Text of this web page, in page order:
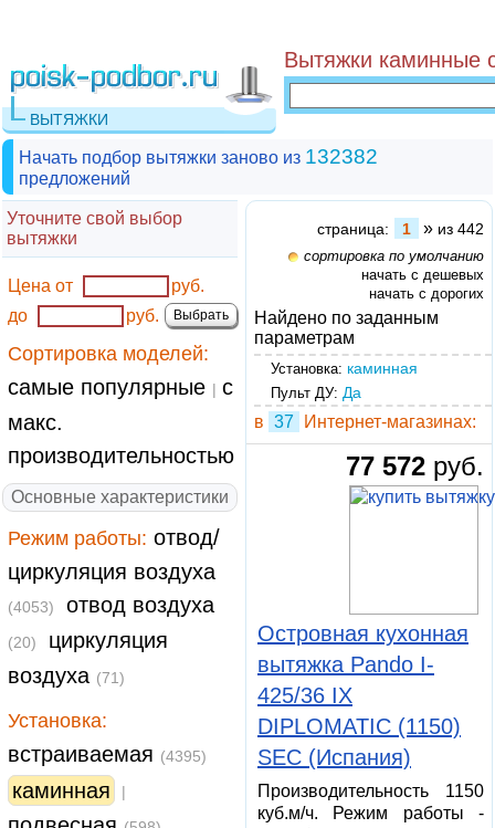
ВЫТЯЖКИ
Вытяжки каминные
Начать подбор вытяжки заново из 132382
предложений
Уточните свой выбор
вытяжки
Цена от
руб.
до
руб.
Сортировка моделей:
самые популярные | с
макс.
производительностью
Основные характеристики
Режим работы: отвод/
циркуляция воздуха
(4053) отвод воздуха
(20)
циркуляция
воздуха (71)
Установка:
встраиваемая (4395)
каминная |
страница: 1 » из 442
сортировка по умолчанию
начать с дешевых
начать с дорогих
Найдено по заданным
параметрам
Установка: каминная
Пульт ДУ: Да
в 37 Интернет-магазинах:
77 572 руб.
Островная кухонная
вытяжка Pando I-
425/36 IX
DIPLOMATIC (1150)
SEC (Испания)
Производительность 1150
куб.м/ч. Режим работы -